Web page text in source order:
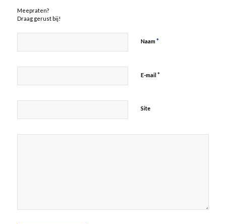
Meepraten?
Draag gerust bij!
Naam*
E-mail *
Site